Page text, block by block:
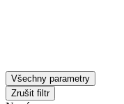
Všechny parametry
Zrušit filtr